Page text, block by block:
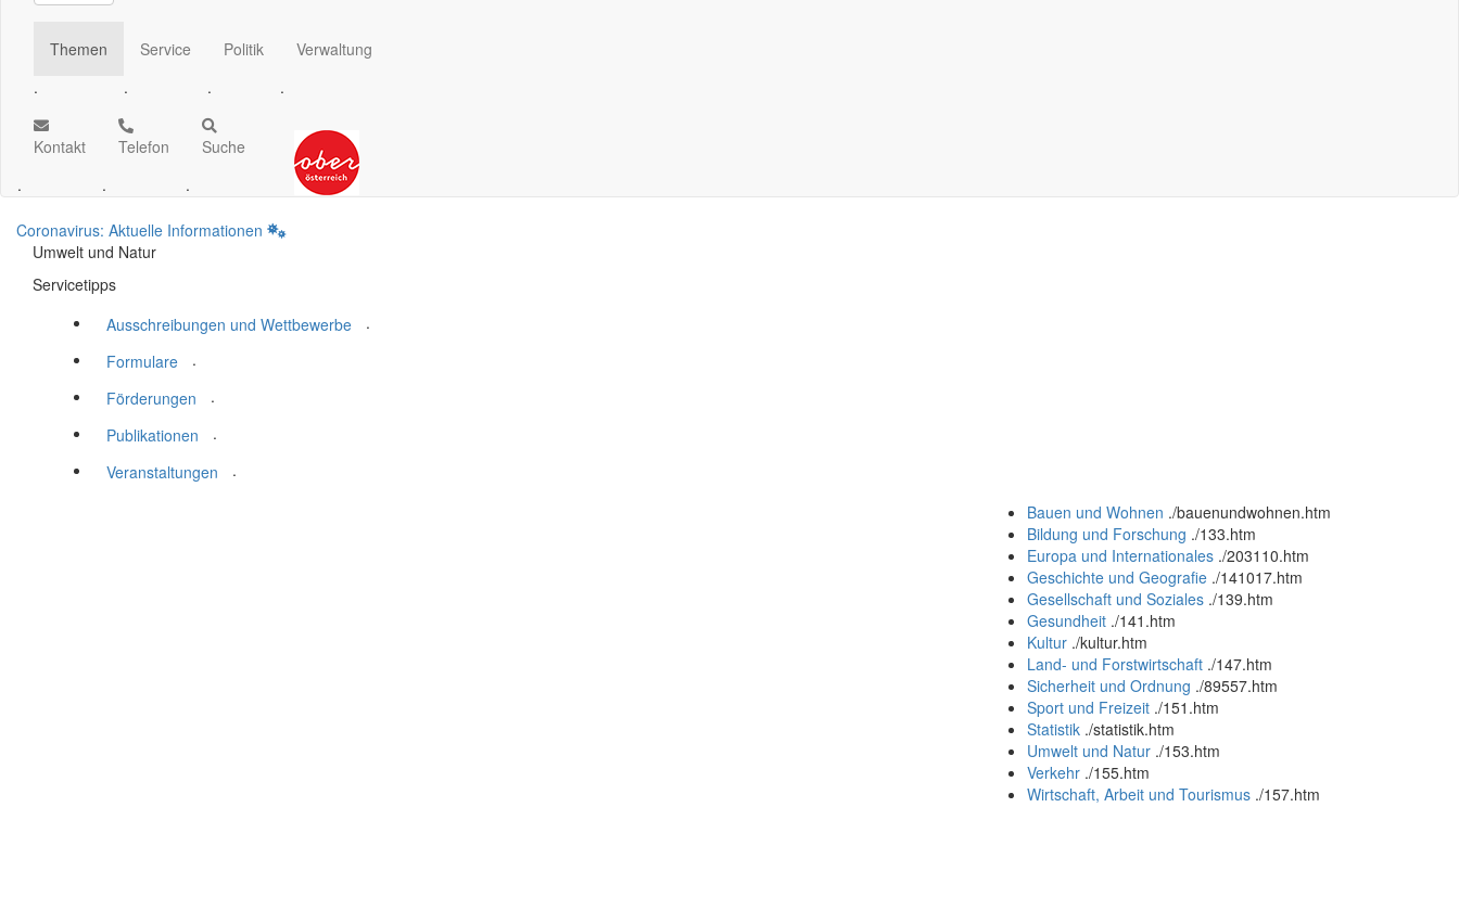
Themen
.
Service
.
Politik
.
Verwaltung
.
Kontakt
.
Telefon
.
Suche
.
Coronavirus: Aktuelle Informationen
Umwelt und Natur
Servicetipps
Ausschreibungen und Wettbewerbe
.
Formulare
.
Förderungen
.
Publikationen
.
Veranstaltungen
.
Bauen und Wohnen ./bauenundwohnen.htm
Bildung und Forschung ./133.htm
Europa und Internationales ./203110.htm
Geschichte und Geografie ./141017.htm
Gesellschaft und Soziales ./139.htm
Gesundheit ./141.htm
Kultur ./kultur.htm
Land- und Forstwirtschaft ./147.htm
Sicherheit und Ordnung ./89557.htm
Sport und Freizeit ./151.htm
Statistik ./statistik.htm
Umwelt und Natur ./153.htm
Verkehr ./155.htm
Wirtschaft, Arbeit und Tourismus ./157.htm